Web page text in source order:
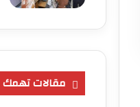
مقالات تهمك